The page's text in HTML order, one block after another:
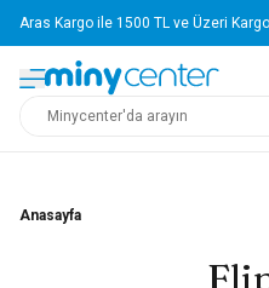
Aras Kargo ile 1500 TL ve Üzeri
Anasayfa